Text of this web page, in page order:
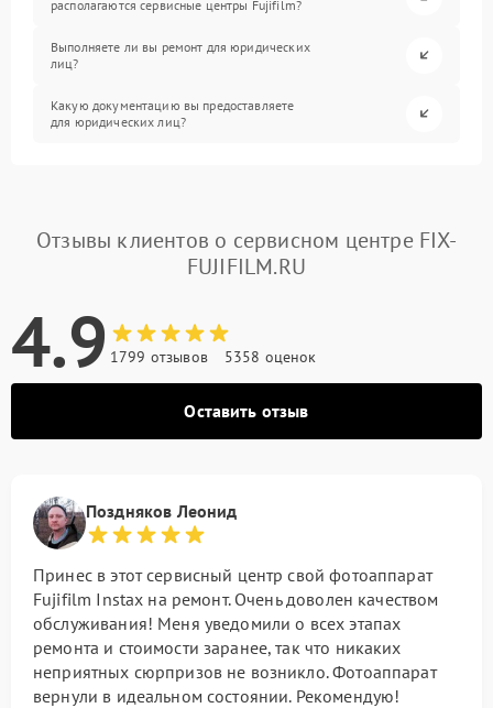
располагаются сервисные центры Fujifilm?
Выполняете ли вы ремонт для юридических
лиц?
Какую документацию вы предоставляете
для юридических лиц?
Отзывы клиентов о сервисном центре FIX-
FUJIFILM.RU
4.9 1799 отзывов 5358 оценок
Оставить отзыв
Поздняков Леонид
Принес в этот сервисный центр свой фотоаппарат
Fujifilm Instax на ремонт. Очень доволен качеством
обслуживания! Меня уведомили о всех этапах
ремонта и стоимости заранее, так что никаких
неприятных сюрпризов не возникло. Фотоаппарат
вернули в идеальном состоянии. Рекомендую!